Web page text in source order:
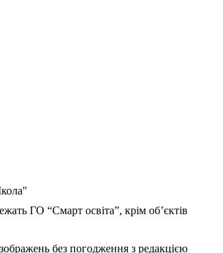
ГО “Смарт освіта”, крім об’єктів
без погодження з редакцією